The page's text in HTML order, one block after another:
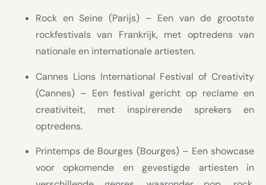
Rock en Seine (Parijs) – Een van de grootste
rockfestivals van Frankrijk, met optredens van
nationale en internationale artiesten.
Cannes Lions International Festival of Creativity
(Cannes) – Een festival gericht op reclame en
creativiteit, met inspirerende sprekers en
optredens.
Printemps de Bourges (Bourges) – Een showcase
voor opkomende en gevestigde artiesten in